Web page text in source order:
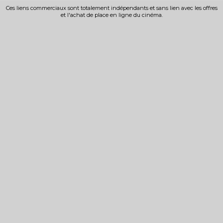
Ces liens commerciaux sont totalement indépendants et sans lien avec les offres
et l'achat de place en ligne du cinéma.